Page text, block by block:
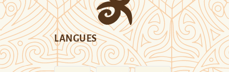
LANGUES